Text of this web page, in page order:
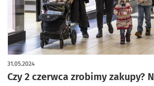
Czy 2 czerwca zrobimy zakupy?
31.05.2024
artykuł z galerią zdjęć